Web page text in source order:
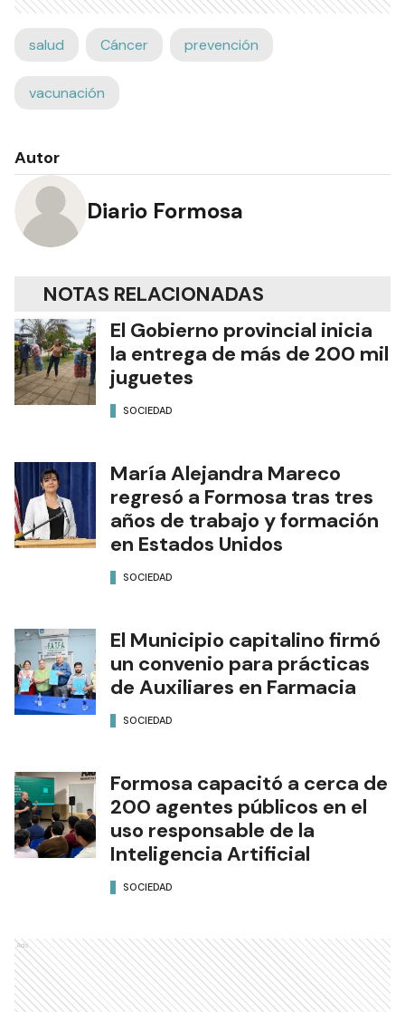
salud Cáncer prevención
vacunación
Autor
Diario Formosa
NOTAS RELACIONADAS
El Gobierno provincial inicia
la entrega de más de 200 mil
juguetes
SOCIEDAD
María Alejandra Mareco
regresó a Formosa tras tres
años de trabajo y formación
en Estados Unidos
SOCIEDAD
El Municipio capitalino firmó
un convenio para prácticas
de Auxiliares en Farmacia
SOCIEDAD
Formosa capacitó a cerca de
200 agentes públicos en el
uso responsable de la
Inteligencia Artificial
SOCIEDAD
Ads